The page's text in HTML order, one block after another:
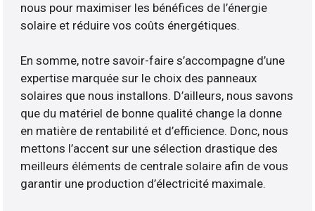
nous pour maximiser les bénéfices de l’énergie
solaire et réduire vos coûts énergétiques.
En somme, notre savoir-faire s’accompagne d’une
expertise marquée sur le choix des panneaux
solaires que nous installons. D’ailleurs, nous savons
que du matériel de bonne qualité change la donne
en matière de rentabilité et d’efficience. Donc, nous
mettons l’accent sur une sélection drastique des
meilleurs éléments de centrale solaire afin de vous
garantir une production d’électricité maximale.